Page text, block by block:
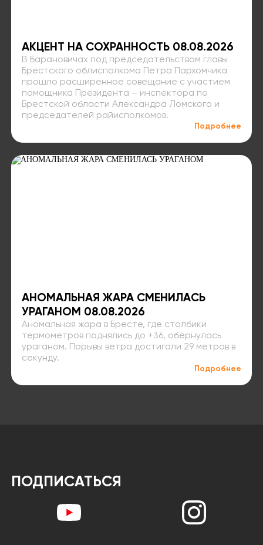
АКЦЕНТ НА СОХРАННОСТЬ 08.08.2026
В Барановичах под председательством главы
Брестского облисполкома Петра Пархомчика
прошло расширенное совещание с участием
помощника Президента – инспектора по
Брестской области Александра Ломского и
председателей райисполкомов.
Подробнее
АНОМАЛЬНАЯ ЖАРА СМЕНИЛАСЬ
УРАГАНОМ 08.08.2026
Аномальная жара в Бресте, где столбики
термометров поднялись до +36, обернулась
ураганом. Порывы ветра достигали 29 метров в
секунду.
Подробнее
ПОДПИСАТЬСЯ